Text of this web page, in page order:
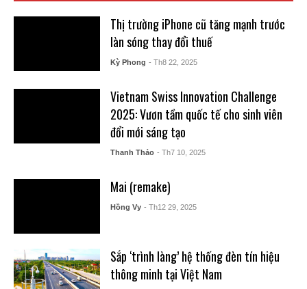
Thị trường iPhone cũ tăng mạnh trước
làn sóng thay đổi thuế
Kỳ Phong - Th8 22, 2025
Vietnam Swiss Innovation Challenge
2025: Vươn tầm quốc tế cho sinh viên
đổi mới sáng tạo
Thanh Thảo - Th7 10, 2025
Mai (remake)
Hồng Vy - Th12 29, 2025
Sắp ‘trình làng’ hệ thống đèn tín hiệu
thông minh tại Việt Nam